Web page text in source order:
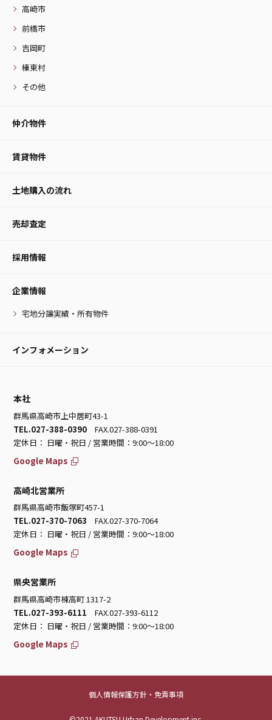
高崎市
前橋市
吉岡町
榛東村
その他
仲介物件
賃貸物件
土地購入の流れ
売却査定
採用情報
企業情報
宅地分譲実績・所有物件
インフォメーション
本社
群馬県高崎市上中居町43-1
TEL.027-388-0390 FAX.027-388-0391
定休日： 日曜・祝日 / 営業時間：9:00～18:00
Google Maps
高崎北営業所
群馬県高崎市飯塚町457-1
TEL.027-370-7063 FAX.027-370-7064
定休日： 日曜・祝日 / 営業時間：9:00～18:00
Google Maps
県央営業所
群馬県高崎市棟高町 1317-2
TEL.027-393-6111 FAX.027-393-6112
定休日： 日曜・祝日 / 営業時間：9:00～18:00
Google Maps
個人情報保護方針・免責事項